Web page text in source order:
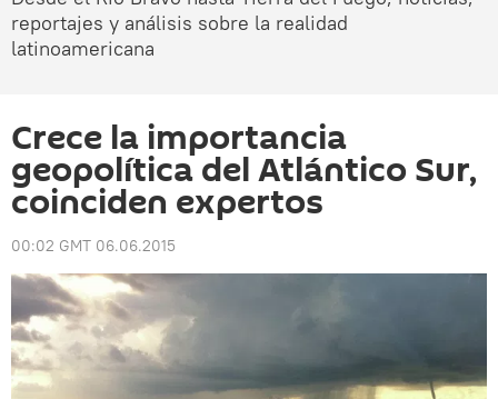
reportajes y análisis sobre la realidad
latinoamericana
Crece la importancia
geopolítica del Atlántico Sur,
coinciden expertos
00:02 GMT 06.06.2015